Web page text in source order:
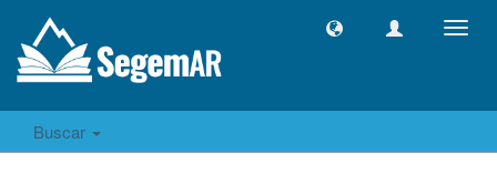
Buscar